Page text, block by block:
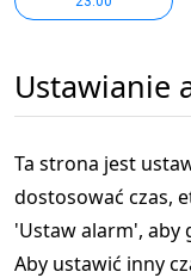
Ustawianie
Ta strona jest
dostosować czas,
'Ustaw alarm', aby
Aby ustawić inny